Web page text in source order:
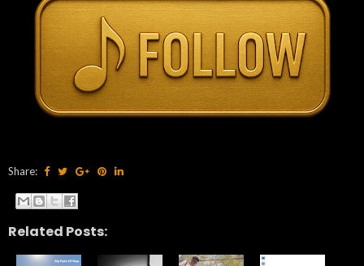
Share:
Related Posts: